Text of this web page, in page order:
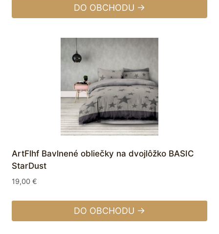
DO OBCHODU →
ArtFlhf Bavlnené obliečky na dvojlôžko BASIC
StarDust
19,00 €
DO OBCHODU →